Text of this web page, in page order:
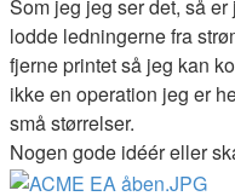
Som jeg jeg ser det, så
lodde ledningerne fra
fjerne printet så jeg kan
ikke en operation jeg er
små størrelser.
Nogen gode idéér eller